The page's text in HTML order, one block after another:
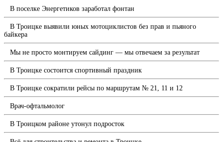
В поселке Энергетиков заработал фонтан
В Троицке выявили юных мотоциклистов без прав и пьяного
байкера
Мы не просто монтируем сайдинг — мы отвечаем за результат
В Троицке состоится спортивный праздник
В Троицке сократили рейсы по маршрутам № 21, 11 и 12
Врач-офтальмолог
В Троицком районе утонул подросток